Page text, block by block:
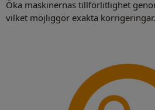
Öka maskinernas tillförlitlighet
vilket möjliggör exakta korrigeringar.